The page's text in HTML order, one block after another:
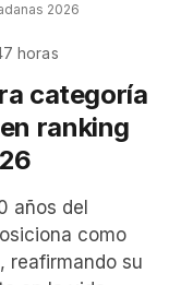
2026
horas
categoría
ranking
años del
como
reafirmando su